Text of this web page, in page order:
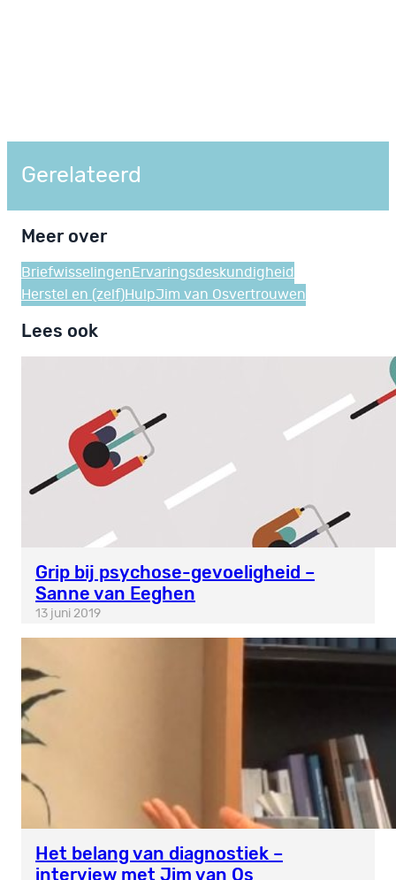
Gerelateerd
Meer over
Briefwisselingen Ervaringsdeskundigheid
Herstel en (zelf)HulpJim van Osvertrouwen
Lees ook
Grip bij psychose-gevoeligheid –
Sanne van Eeghen
13 juni 2019
Het belang van diagnostiek –
interview met Jim van Os